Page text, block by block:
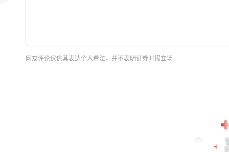
网友评论仅供其表达个人看法，并不表明证券时报立场